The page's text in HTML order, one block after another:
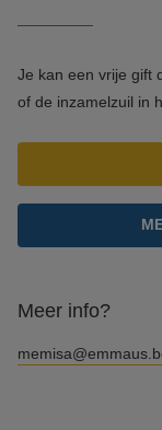
Je kan een vrije gift
of de inzamelzuil in
Meer info?